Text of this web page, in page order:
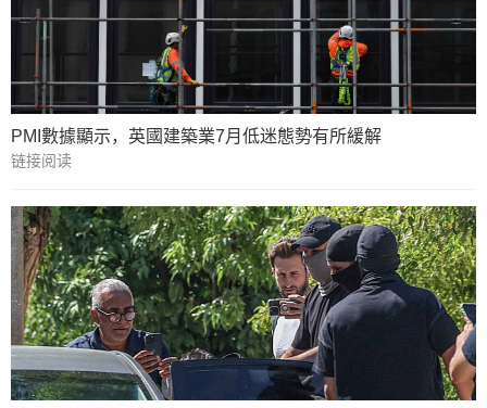
PMI數據顯示，英國建築業7月低迷態勢有所緩解
链接阅读